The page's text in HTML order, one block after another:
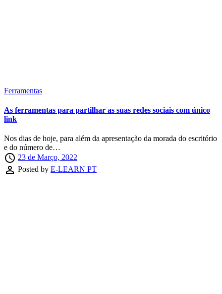
Ferramentas
As ferramentas para partilhar as suas redes sociais com único
link
Nos dias de hoje, para além da apresentação da morada do escritório
e do número de…
access_time 23 de Março, 2022
perm_identity Posted by E-LEARN PT